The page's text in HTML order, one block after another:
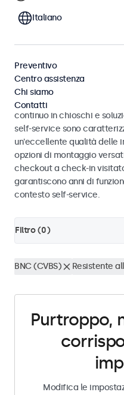
Monitor e
service
Monitor e display
continuo in chioschi e
self-service sono
un'eccellente qualità delle
opzioni di montaggio
checkout a check-in
garantiscono anni di
contesto self-service.
Filtro (0)
BNC (CVBS) Resistente
Purtroppo,
Modifica le
Italiano
Preventivo
Centro assistenza
Chi siamo
Contatti